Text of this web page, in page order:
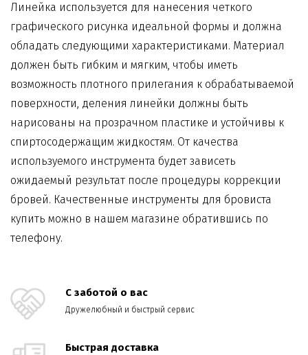
Линейка используется для нанесения четкого
графического рисунка идеальной формы и должна
обладать следующими характеристиками. Материал
должен быть гибким и мягким, чтобы иметь
возможность плотного прилегания к обрабатываемой
поверхности, деления линейки должны быть
нарисованы на прозрачном пластике и устойчивы к
спиртосодержащим жидкостям. От качества
используемого инструмента будет зависеть
ожидаемый результат после процедуры коррекции
бровей. Качественные инструменты для бровиста
купить можно в нашем магазине обратившись по
телефону.
С заботой о вас
Дружелюбный и быстрый сервис
Быстрая доставка